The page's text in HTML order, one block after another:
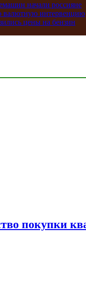
начали россияне
валютную интервенцию
цены на бензин
покупки